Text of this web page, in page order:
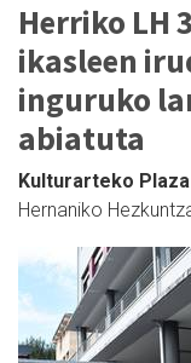
Herriko LH
ikasleen
inguruko
abiatuta
Kulturarteko
Hernaniko